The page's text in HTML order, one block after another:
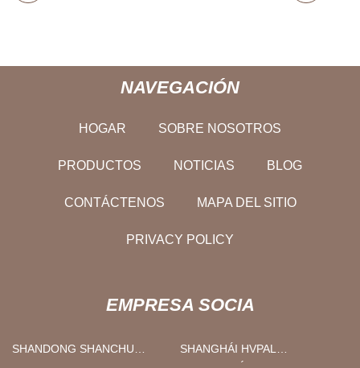
NAVEGACIÓN
HOGAR SOBRE NOSOTROS
PRODUCTOS NOTICIAS BLOG
CONTÁCTENOS MAPA DEL SITIO
PRIVACY POLICY
EMPRESA SOCIA
SHANDONG SHANCHU
SHANGHÁI HVPAL